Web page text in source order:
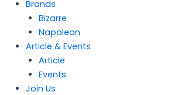
Brands
Bizarre
Napoleon
Article & Events
Article
Events
Join Us